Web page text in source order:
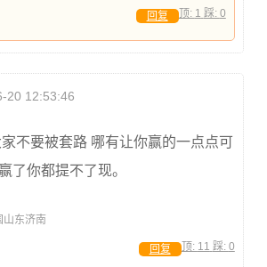
顶: 1 踩: 0
回复
20 12:53:46
不要被套路 哪有让你赢的一点点可
了你都提不了现。
山东济南
顶: 11 踩: 0
回复